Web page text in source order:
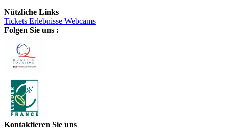
Nützliche Links
Tickets Erlebnisse Webcams
Folgen Sie uns :
Kontaktieren Sie uns